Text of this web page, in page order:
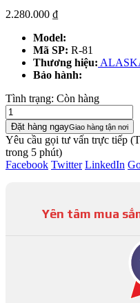
2.280.000 ₫
Model:
Mã SP: R-81
Thương hiệu:
Bảo hành:
Tình trạng: Còn hàng
Đặt hàng ngayGiao hàng tận nơi
Yêu cầu gọi tư vấn trực tiếp
trong 5 phút)
Facebook Twitter LinkedIn
Yên tâm mua